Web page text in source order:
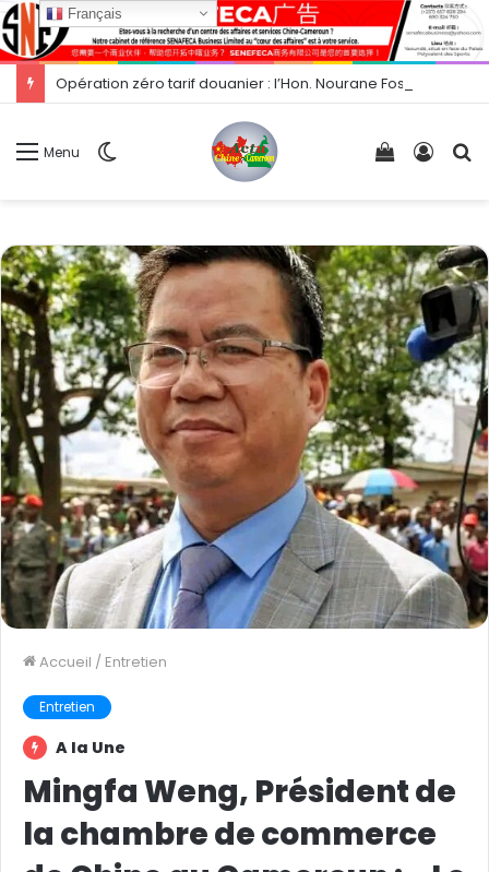
Menu
Voir
Accueil / Entretien
Entretien
A la Une
Mingfa Weng, Président de
la chambre de commerce
Français